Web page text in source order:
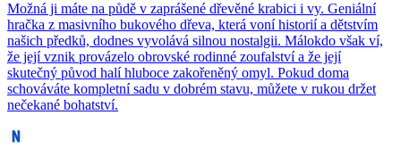
Možná ji máte na půdě v zaprášené dřevěné krabici i vy. Geniální
hračka z masivního bukového dřeva, která voní historií a dětstvím
našich předků, dodnes vyvolává silnou nostalgii. Málokdo však ví,
že její vznik provázelo obrovské rodinné zoufalství a že její
skutečný původ halí hluboce zakořeněný omyl. Pokud doma
schováváte kompletní sadu v dobrém stavu, můžete v rukou držet
nečekané bohatství.